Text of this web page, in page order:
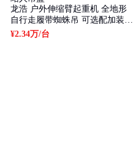
龙浩 户外伸缩臂起重机 全地形
自行走履带蜘蛛吊 可选配加装站
人吊篮
¥2.34万/台